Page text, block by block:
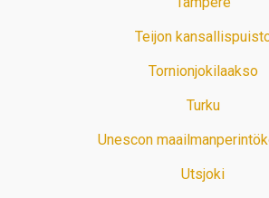
Teijon
Tornionjokilaakso
Turku
Unescon
Utsjoki